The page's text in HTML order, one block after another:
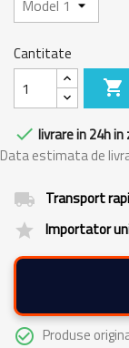
Cantitate

 livrare in 24h
Data estimata de
local_shipping Transport
grade Importator
check_circle_outline Produse